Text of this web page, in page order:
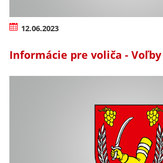
12.06.2023
Informácie pre voliča - Voľby